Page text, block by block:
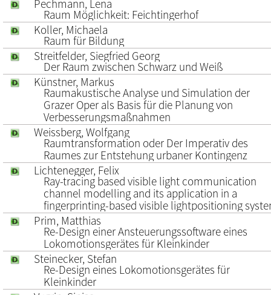
Pechmann, Lena
Raum Möglichkeit: Feichtingerhof
Koller, Michaela
Raum für Bildung
Streitfelder, Siegfried Georg
Der Raum zwischen Schwarz und Weiß
Künstner, Markus
Raumakustische Analyse und Simulation der
Grazer Oper als Basis für die Planung von
Verbesserungsmaßnahmen
Weissberg, Wolfgang
Raumtransformation oder Der Imperativ des
Raumes zur Entstehung urbaner Kontingenz
Lichtenegger, Felix
Ray-tracing based visible light communication
channel modelling and its application in a
fingerprinting-based visible lightpositioning
Prim, Matthias
Re-Design einer Ansteuerungssoftware eines
Lokomotionsgerätes für Kleinkinder
Steinecker, Stefan
Re-Design eines Lokomotionsgerätes für
Kleinkinder